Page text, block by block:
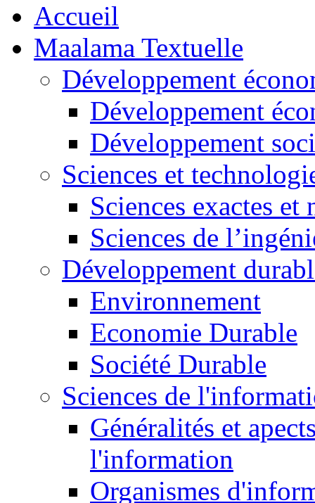
Accueil
Maalama Textuelle
Développement
Développement
Développement
Sciences et
Sciences exactes et
Sciences de
Développement
Environnement
Economie Durable
Société Durable
Sciences de
Généralités et
l'information
Organismes